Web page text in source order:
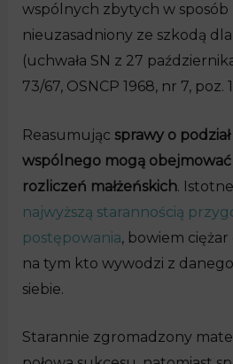
wspólnych zbytych w sposób
nieuzasadniony ze szkodą
(uchwała SN z 27
73/67, OSNCP 1968, nr 7, poz.
Reasumując sprawy o
wspólnego mogą obejmować
rozliczeń małżeńskich.
najwyższą starannością
postępowania, bowiem
na tym kto wywodzi z
siebie.
Starannie zgromadzony